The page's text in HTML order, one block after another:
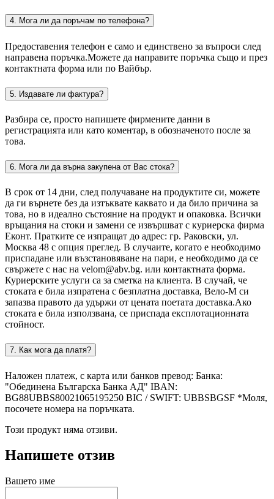
4. Мога ли да поръчам по телефона?
Предоставения телефон е само и единствено за въпроси след
направена поръчка.Можете да направите поръчка също и през
контактната форма или по Вайбър.
5. Издавате ли фактура?
Разбира се, просто напишете фирмените данни в
регистрацията или като коментар, в обозначеното после за
това.
6. Мога ли да върна закупена от Вас стока?
В срок от 14 дни, след получаване на продуктите си, можете
да ги върнете без да изтъквате каквато и да било причина за
това, но в идеално състояние на продукт и опаковка. Всички
връщания на стоки и замени се извършват с куриерска фирма
Еконт. Пратките се изпращат до адрес: гр. Раковски, ул.
Москва 48 с опция преглед. В случаите, когато е необходимо
приспадане или възстановяване на пари, е необходимо да се
свържете с нас на velom@abv.bg. или контактната форма.
Куриерските услуги са за сметка на клиента. В случай, че
стоката е била изпратена с безплатна доставка, Вело-М си
запазва правото да удържи от цената поетата доставка.Ако
стоката е била използвана, се приспада експлотационната
стойност.
7. Как мога да платя?
Наложен платеж, с карта или банков превод: Банка:
"Обединена Българска Банка АД" IBAN:
BG88UBBS80021065195250 BIC / SWIFT: UBBSBGSF *Моля,
посочете номера на поръчката.
Този продукт няма отзиви.
Напишете отзив
Вашето име